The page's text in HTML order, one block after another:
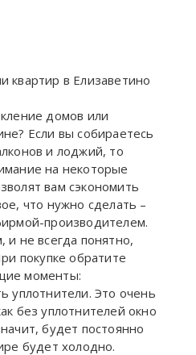
квартир в Елизаветино
домов или
Если вы собираетесь
и лоджий, то
на некоторые
вам сэкономить
что нужно сделать –
производителем.
не всегда понятно,
покупке обратите
моменты:
уплотнители. Это очень
без уплотнителей окно
будет постоянно
будет холодно.